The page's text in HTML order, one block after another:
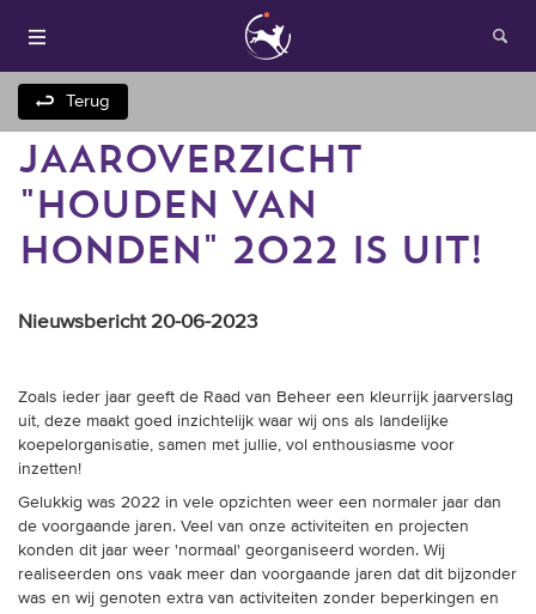
Fokken met je hond
Onze websites
Opleidingen en
trainingen
Zoek een vereniging
Terug
JAAROVERZICHT
"HOUDEN VAN
HONDEN" 2022 IS UIT!
Nieuwsbericht 20-06-2023
Zoals ieder jaar geeft de Raad van Beheer een kleurrijk jaarverslag
uit, deze maakt goed inzichtelijk waar wij ons als landelijke
koepelorganisatie, samen met jullie, vol enthousiasme voor
inzetten!
Gelukkig was 2022 in vele opzichten weer een normaler jaar dan
de voorgaande jaren. Veel van onze activiteiten en projecten
konden dit jaar weer 'normaal' georganiseerd worden. Wij
realiseerden ons vaak meer dan voorgaande jaren dat dit bijzonder
was en wij genoten extra van activiteiten zonder beperkingen en